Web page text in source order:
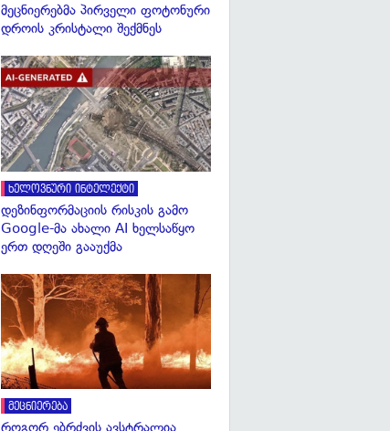
მეცნიერებმა პირველი ფოტონური
დროის კრისტალი შექმნეს
ხელოვნური ინტელექტი
დეზინფორმაციის რისკის გამო
Google-მა ახალი AI ხელსაწყო
ერთ დღეში გააუქმა
მეცნიერება
როგორ ებრძვის ავსტრალია